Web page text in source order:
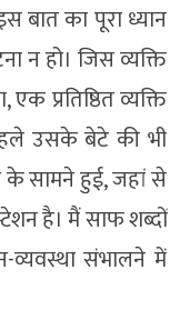
बात का पूरा ध्यान
न हो। जिस व्यक्ति
प्रतिष्ठित व्यक्ति
उसके बेटे की भी
के सामने हुई, जहां से
है। मैं साफ शब्दों
व्यवस्था संभालने में